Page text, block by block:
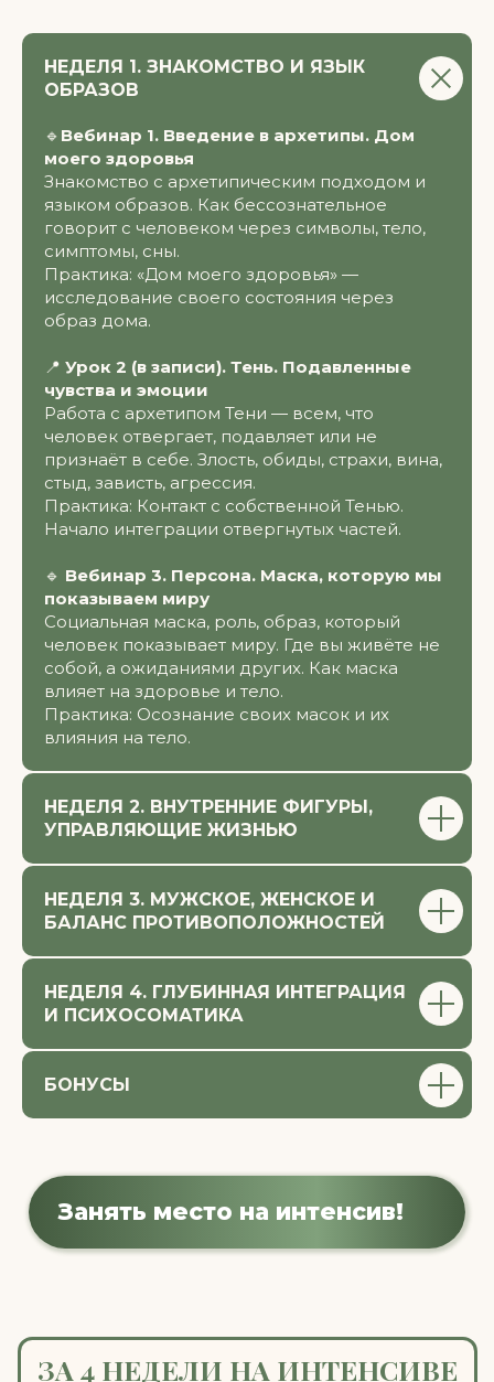
НЕДЕЛЯ 1. ЗНАКОМСТВО И ЯЗЫК
ОБРАЗОВ
🔹 Вебинар 1. Введение в архетипы. Дом
моего здоровья
Знакомство с архетипическим подходом и
языком образов. Как бессознательное
говорит с человеком через символы, тело,
симптомы, сны.
Практика: «Дом моего здоровья» —
исследование своего состояния через
образ дома.
📍 Урок 2 (в записи). Тень. Подавленные
чувства и эмоции
Работа с архетипом Тени — всем, что
человек отвергает, подавляет или не
признаёт в себе. Злость, обиды, страхи, вина,
стыд, зависть, агрессия.
Практика: Контакт с собственной Тенью.
Начало интеграции отвергнутых частей.
🔹 Вебинар 3. Персона. Маска, которую мы
показываем миру
Социальная маска, роль, образ, который
человек показывает миру. Где вы живёте не
собой, а ожиданиями других. Как маска
влияет на здоровье и тело.
Практика: Осознание своих масок и их
влияния на тело.
НЕДЕЛЯ 2. ВНУТРЕННИЕ ФИГУРЫ,
УПРАВЛЯЮЩИЕ ЖИЗНЬЮ
НЕДЕЛЯ 3. МУЖСКОЕ, ЖЕНСКОЕ И
БАЛАНС ПРОТИВОПОЛОЖНОСТЕЙ
НЕДЕЛЯ 4. ГЛУБИННАЯ ИНТЕГРАЦИЯ
И ПСИХОСОМАТИКА
БОНУСЫ
Хочу на интенсив!
ПОЧЕМУ ИМЕННО
«АРХЕТИПЫ»
ТАРИФЫ